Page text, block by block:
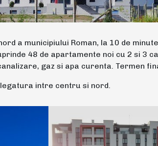
a municipiului Roman, la 10 de
48 de apartamente noi cu 2 si 3
gaz si apa curenta. Termen
intre centru si nord.